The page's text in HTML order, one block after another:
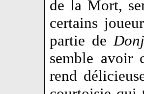
de la Mort,
certains
partie de
semble avoir
rend